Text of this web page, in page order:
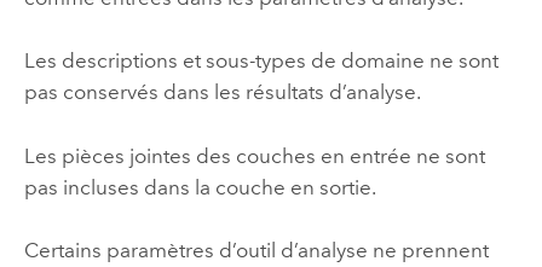
Les descriptions et sous-types de domaine ne sont
pas conservés dans les résultats d’analyse.
Les pièces jointes des couches en entrée ne sont
pas incluses dans la couche en sortie.
Certains paramètres d’outil d’analyse ne prennent